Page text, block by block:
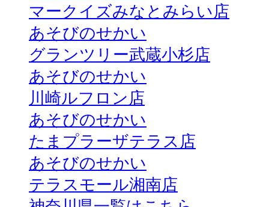
マークイズみなとみらい店
あそびのせかい
グランツリー武蔵小杉店
あそびのせかい
川崎ルフロン店
あそびのせかい
たまプラーザテラス店
あそびのせかい
テラスモール湘南店